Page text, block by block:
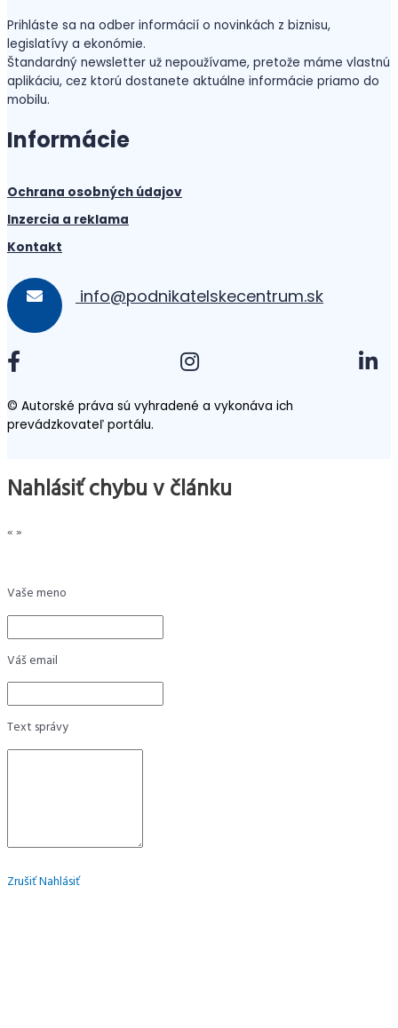
Prihláste sa na odber informácií o novinkách z biznisu,
legislatívy a ekonómie.
Štandardný newsletter už nepoužívame, pretože máme vlastnú
aplikáciu, cez ktorú dostanete aktuálne informácie priamo do
mobilu.
Informácie
Ochrana osobných údajov
Inzercia a reklama
Kontakt
info@podnikatelskecentrum.sk
© Autorské práva sú vyhradené a vykonáva ich
prevádzkovateľ portálu.
Nahlásiť chybu v článku
«»
Vaše meno
Váš email
Text správy
ZrušiťNahlásiť